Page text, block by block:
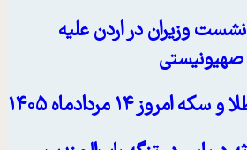
وزیران در اردن علیه
صهیونیستی
۱۴ مردادماه ۱۴۰۵